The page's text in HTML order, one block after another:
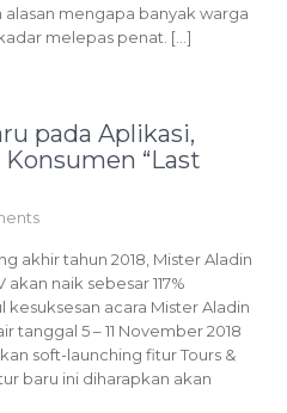
alasan mengapa banyak warga
melepas penat. […]
pada Aplikasi,
“Last
akhir tahun 2018, Mister Aladin
naik sebesar 117%
kesuksesan acara Mister Aladin
tanggal 5 – 11 November 2018
soft-launching fitur Tours &
baru ini diharapkan akan